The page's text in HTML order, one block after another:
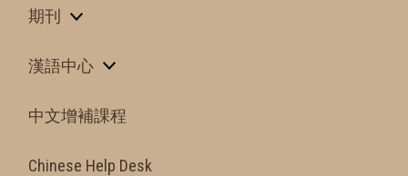
期刊
漢語中心
中文增補課程
Chinese Help Desk